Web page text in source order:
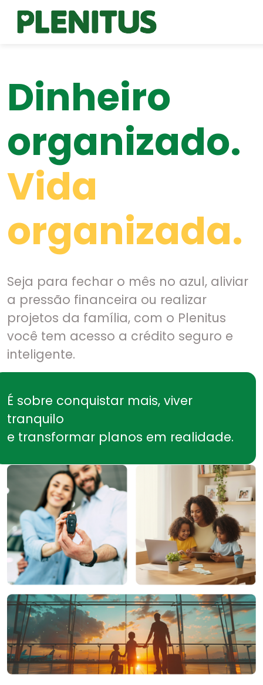
Dinheiro
organizado.
Vida
organizada.
Seja para fechar o mês no azul, aliviar
a pressão financeira ou realizar
projetos da família, com o Plenitus
você tem acesso a crédito seguro e
inteligente.
É sobre conquistar mais, viver
tranquilo
e transformar planos em realidade.